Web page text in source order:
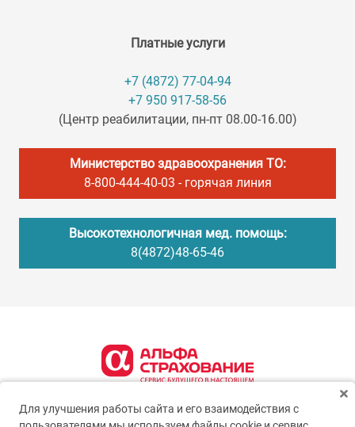
Платные услуги
+7 (4872) 77-04-94
+7 950 917-58-56
(Центр реабилитации, пн-пт 08.00-16.00)
Министерство здравоохранения ТО:
8-800-444-40-03 - горячая линия
Высокотехнологичная мед. помощь:
8(4872)48-65-46
Для улучшения работы сайта и его взаимодействия с